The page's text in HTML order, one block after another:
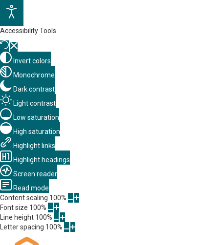
Accessibility Tools
Invert colors
Monochrome
Dark contrast
Light contrast
Low saturation
High saturation
Highlight links
Highlight headings
Screen reader
Read mode
Content scaling 100%
Font size 100%
Line height 100%
Letter spacing 100%